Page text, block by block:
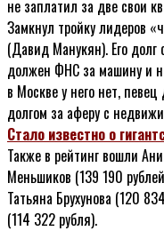
не заплатил за две свои
Замкнул тройку лидеров
(Давид Манукян). Его долг
должен ФНС за машину и
в Москве у него нет,
долгом за аферу с
Стало известно о
Также в рейтинг вошли
Меньшиков (139 190
Татьяна Брухунова (120
(114 322 рубля).